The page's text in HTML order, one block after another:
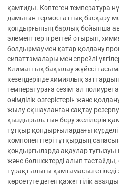
қамтиды. Көптеген температура
дамыған термостаттық басқару
қондырғының барлық бойынша
элементтерін реттей отырып,
болдырмаумен қатар қолдану
сипаттамалары мен спрейлі
Климаттық бақылау жүйесі
кезеңдерінде химиялық
температураға сезімтал
өнімділік өзгерістерін және
жылу оқшауланған сақтау
қыздырылатын беру желілерін
тұтқыр қондырғылардағы күрделі
компоненттері тұтқырдың
қондырғыларда ақаулар туғызуы
және бөлшектерді алып тастайды,
тұрақтылығы қамтамасыз
көрсетуге деген қажеттілік